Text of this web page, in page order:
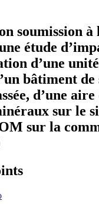
soumission à
étude
d’une
bâtiment de
d’une
sur le
sur la